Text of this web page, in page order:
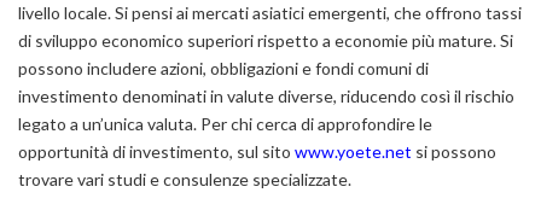
livello locale. Si pensi ai mercati asiatici emergenti, che offrono tassi
di sviluppo economico superiori rispetto a economie più mature. Si
possono includere azioni, obbligazioni e fondi comuni di
investimento denominati in valute diverse, riducendo così il rischio
legato a un’unica valuta. Per chi cerca di approfondire le
opportunità di investimento, sul sito www.yoete.net si possono
trovare vari studi e consulenze specializzate.